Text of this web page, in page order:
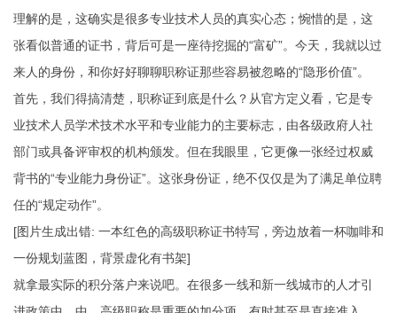
理解的是，这确实是很多专业技术人员的真实心态；惋惜的是，这
张看似普通的证书，背后可是一座待挖掘的“富矿”。今天，我就以过
来人的身份，和你好好聊聊职称证那些容易被忽略的“隐形价值”。
首先，我们得搞清楚，职称证到底是什么？从官方定义看，它是专
业技术人员学术技术水平和专业能力的主要标志，由各级政府人社
部门或具备评审权的机构颁发。但在我眼里，它更像一张经过权威
背书的“专业能力身份证”。这张身份证，绝不仅仅是为了满足单位聘
任的“规定动作”。
[图片生成出错: 一本红色的高级职称证书特写，旁边放着一杯咖啡和
一份规划蓝图，背景虚化有书架]
就拿最实际的积分落户来说吧。在很多一线和新一线城市的人才引